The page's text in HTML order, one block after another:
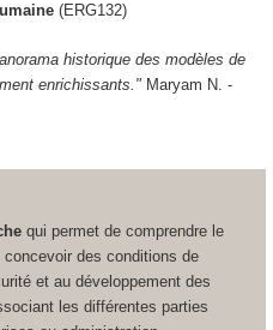
(ERG132)
historique des modèles de
enrichissants."Maryam N. -
qui permet de comprendre le
des conditions de
et au développement des
les différentes parties